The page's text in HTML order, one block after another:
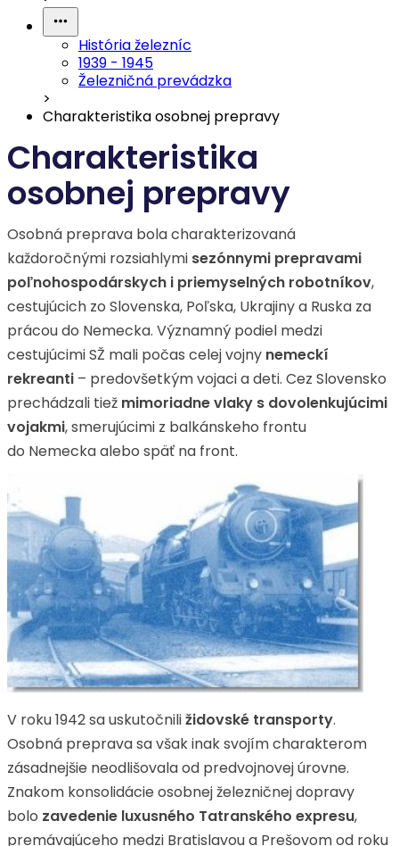
História železníc
1939 - 1945
Železničná prevádzka
>
Charakteristika osobnej prepravy
Charakteristika
osobnej prepravy
Osobná preprava bola charakterizovaná
každoročnými rozsiahlymi sezónnymi prepravami
poľnohospodárskych i priemyselných robotníkov,
cestujúcich zo Slovenska, Poľska, Ukrajiny a Ruska za
prácou do Nemecka. Významný podiel medzi
cestujúcimi SŽ mali počas celej vojny nemeckí
rekreanti – predovšetkým vojaci a deti. Cez Slovensko
prechádzali tiež mimoriadne vlaky s dovolenkujúcimi
vojakmi, smerujúcimi z balkánskeho frontu
do Nemecka alebo späť na front.
V roku 1942 sa uskutočniližidovské transporty.
Osobná preprava sa však inak svojím charakterom
zásadnejšie neodlišovala od predvojnovej úrovne.
Znakom konsolidácie osobnej železničnej dopravy
bolo zavedenie luxusného Tatranského expresu,
premávajúceho medzi Bratislavou a Prešovom od roku